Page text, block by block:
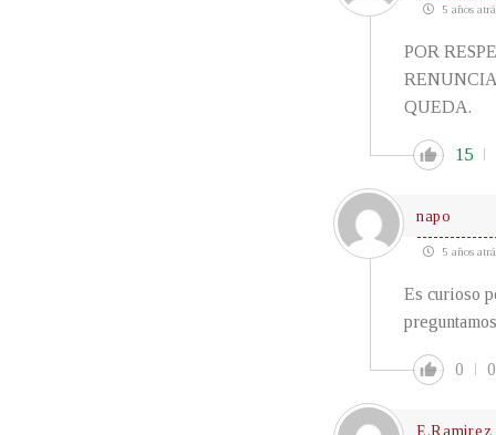
5 años
POR
QUEDA.
15
napo
5 años
Es curioso
0 0
E.Ramirez